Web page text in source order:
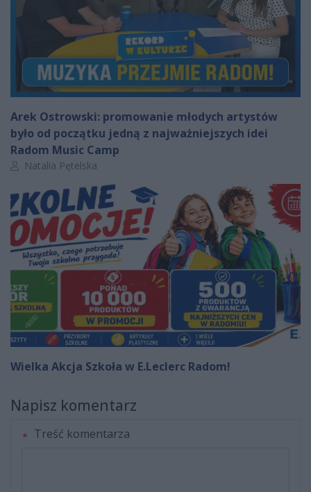
Arek Ostrowski: promowanie młodych artystów
było od początku jedną z najważniejszych idei
Radom Music Camp
Autor artykułu:
Natalia Pętelska
Wielka Akcja Szkoła w E.Leclerc Radom!
Napisz komentarz
Treść komentarza